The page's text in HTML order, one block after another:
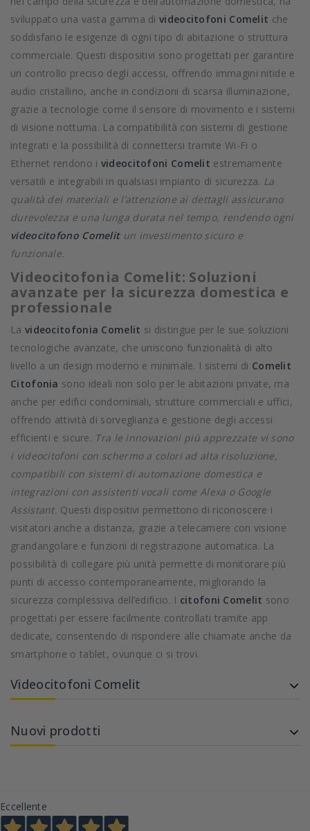
sviluppato una vasta gamma divideocitofoni Comelit che
soddisfano le esigenze di ogni tipo di abitazione o struttura
commerciale. Questi dispositivi sono progettati per garantire
un controllo preciso degli accessi, offrendo immagini nitide e
audio cristallino, anche in condizioni di scarsa illuminazione,
grazie a tecnologie come il sensore di movimento e i sistemi
di visione notturna. La compatibilità con sistemi di gestione
integrati e la possibilità di connettersi tramite Wi-Fi o
Ethernet rendono i videocitofoni Comelit estremamente
versatili e integrabili in qualsiasi impianto di sicurezza. La
qualità dei materiali e l’attenzione ai dettagli assicurano
durevolezza e una lunga durata nel tempo, rendendo ogni
videocitofono Comelitun investimento sicuro e
funzionale.
Videocitofonia Comelit: Soluzioni
avanzate per la sicurezza domestica e
professionale
La videocitofonia Comelit si distingue per le sue soluzioni
tecnologiche avanzate, che uniscono funzionalità di alto
livello a un design moderno e minimale. I sistemi di Comelit
Citofonia sono ideali non solo per le abitazioni private, ma
anche per edifici condominiali, strutture commerciali e uffici,
offrendo attività di sorveglianza e gestione degli accessi
efficienti e sicure. Tra le innovazioni più apprezzate vi sono
i videocitofoni con schermo a colori ad alta risoluzione,
compatibili con sistemi di automazione domestica e
integrazioni con assistenti vocali come Alexa o Google
Assistant. Questi dispositivi permettono di riconoscere i
visitatori anche a distanza, grazie a telecamere con visione
grandangolare e funzioni di registrazione automatica. La
possibilità di collegare più unità permette di monitorare più
punti di accesso contemporaneamente, migliorando la
sicurezza complessiva dell’edificio. I citofoni Comelit sono
progettati per essere facilmente controllati tramite app
dedicate, consentendo di rispondere alle chiamate anche da
smartphone o tablet, ovunque ci si trovi.
Videocitofoni Comelit
Nuovi prodotti
Eccellente